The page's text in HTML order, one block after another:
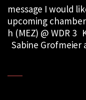
message I would
upcoming
h (MEZ) @ WDR
Sabine Grofmeier